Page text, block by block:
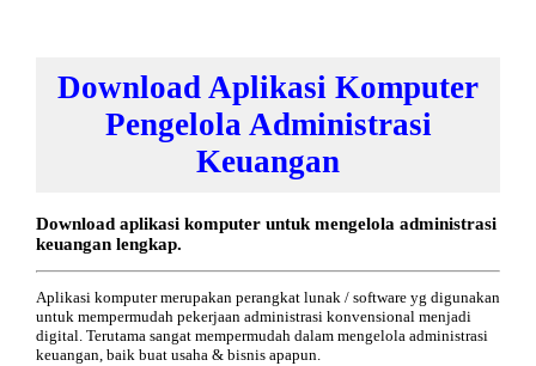
Download Aplikasi Komputer
Pengelola Administrasi
Keuangan
Download aplikasi komputer untuk mengelola administrasi
keuangan lengkap.
Aplikasi komputer merupakan perangkat lunak / software yg digunakan
untuk mempermudah pekerjaan administrasi konvensional menjadi
digital. Terutama sangat mempermudah dalam mengelola administrasi
keuangan, baik buat usaha & bisnis apapun.